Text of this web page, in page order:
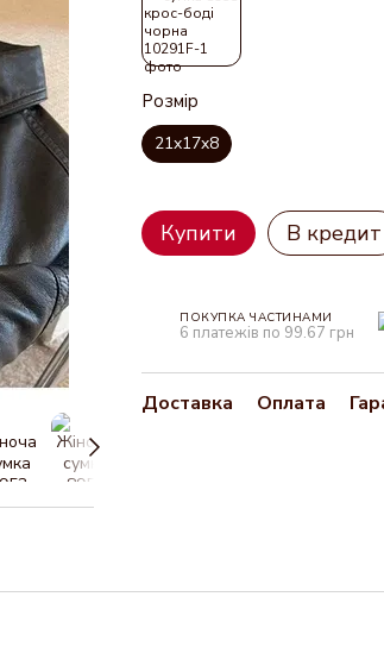
Розмір
21x17x8
Купити В кредит
ПОКУПКА ЧАСТИНАМИ
6 платежів по 99.67 грн
Доставка Оплата